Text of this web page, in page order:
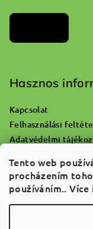
Tento web
procházením
používáním..
Hasznos
Kapcsolat
Felhasználási
Adatvédelmi
Reklamáció és
Rólunk